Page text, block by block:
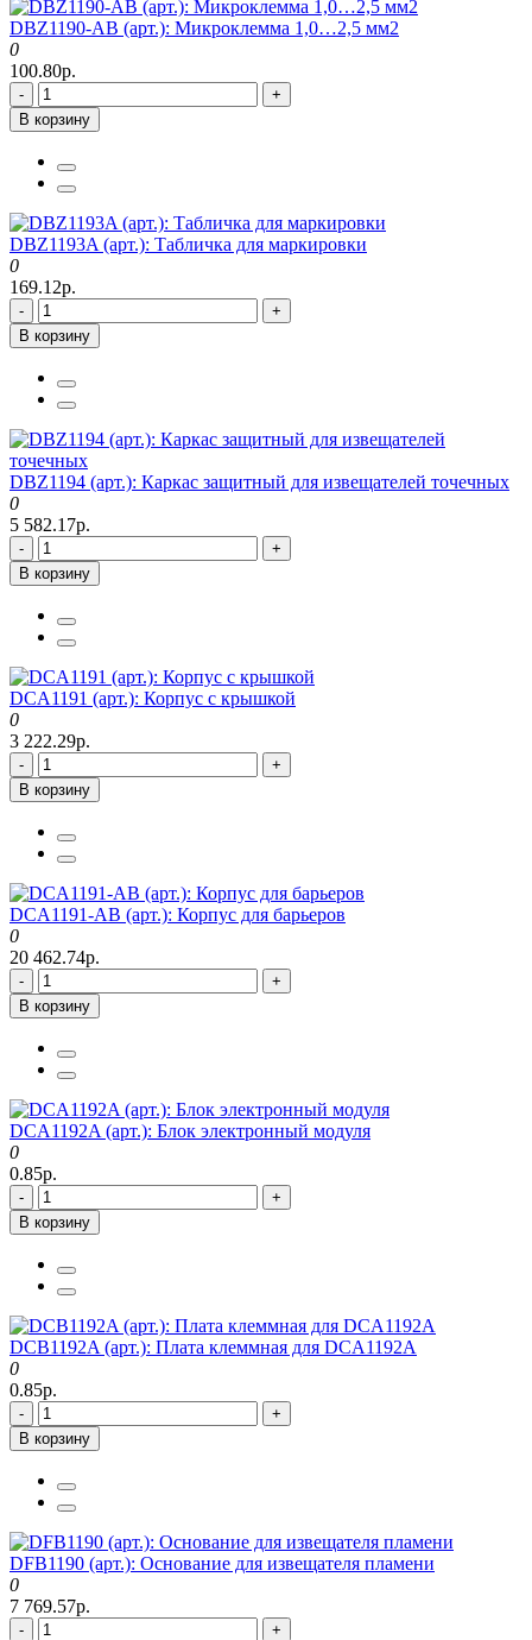
DBZ1190-AB (арт.): Микроклемма 1,0…2,5 мм2
0
100.80р.
-
+
В корзину
DBZ1193A (арт.): Табличка для маркировки
0
169.12р.
-
+
В корзину
DBZ1194 (арт.): Каркас защитный для извещателей точечных
0
5 582.17р.
-
+
В корзину
DCA1191 (арт.): Корпус с крышкой
0
3 222.29р.
-
+
В корзину
DCA1191-AB (арт.): Корпус для барьеров
0
20 462.74р.
-
+
В корзину
DCA1192A (арт.): Блок электронный модуля
0
0.85р.
-
+
В корзину
DCB1192A (арт.): Плата клеммная для DCA1192A
0
0.85р.
-
+
В корзину
DFB1190 (арт.): Основание для извещателя пламени
0
7 769.57р.
-
+